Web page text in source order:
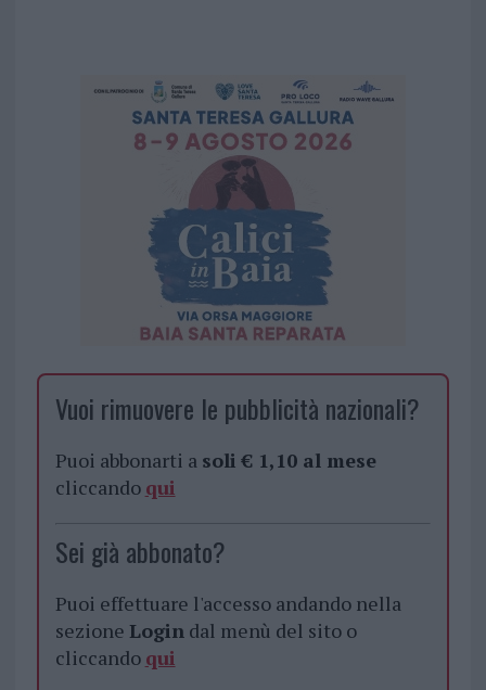
Vuoi rimuovere le pubblicità nazionali?
Puoi abbonarti a soli € 1,10 al mese
cliccando qui
Sei già abbonato?
Puoi effettuare l'accesso andando nella
sezione Logindal menù del sito o
cliccando qui